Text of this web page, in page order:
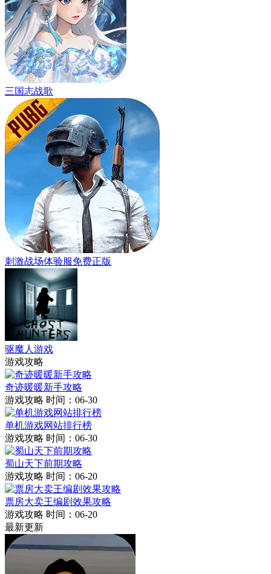
三国志战歌
刺激战场体验服免费正版
驱魔人游戏
游戏攻略
奇迹暖暖新手攻略
游戏攻略 时间：06-30
单机游戏网站排行榜
游戏攻略 时间：06-30
蜀山天下前期攻略
游戏攻略 时间：06-20
票房大卖王编剧效果攻略
游戏攻略 时间：06-20
最新更新